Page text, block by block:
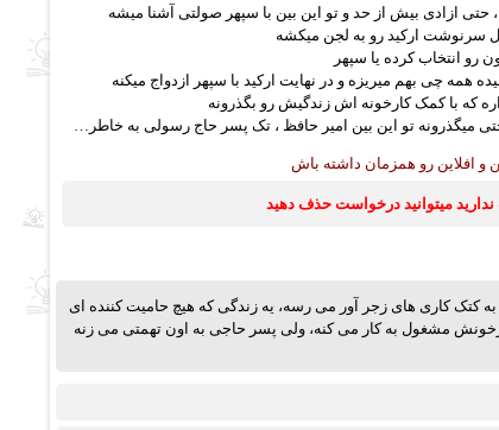
ازادی بیش از حد و تو این بین با سپهر صولتی آشنا میشه
سرنوشت ارکید رو به لجن میکشه
رو انتخاب کرده یا سپهر
همه چی بهم میریزه و در نهایت ارکید با سپهر ازدواج میکنه
که با کمک کارخونه اش زندگیش رو بگذرونه
میگذرونه تو این بین امیر حافظ ، تک پسر حاج رسولی به خاطر…
و افلاین رو همزمان داشته باش
میتوانید درخواست حذف دهید
کتک کاری های زجر آور می رسه، یه زندگی که هیچ حامیت کننده ای
مشغول به کار می کنه، ولی پسر حاجی به اون تهمتی می زنه